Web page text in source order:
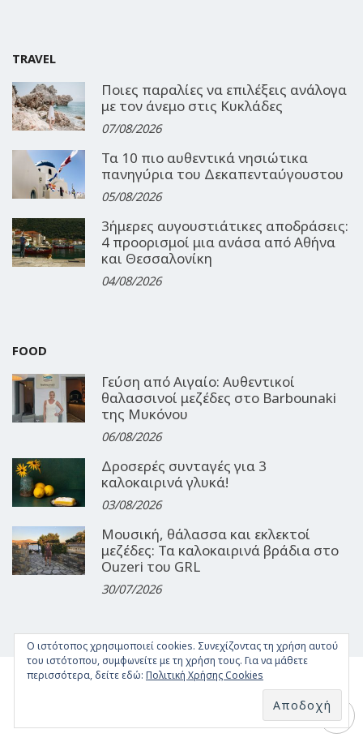
TRAVEL
Ποιες παραλίες να επιλέξεις ανάλογα
με τον άνεμο στις Κυκλάδες
07/08/2026
Τα 10 πιο αυθεντικά νησιώτικα
πανηγύρια του Δεκαπενταύγουστου
05/08/2026
3ήμερες αυγουστιάτικες αποδράσεις:
4 προορισμοί μια ανάσα από Αθήνα
και Θεσσαλονίκη
04/08/2026
FOOD
Γεύση από Αιγαίο: Αυθεντικοί
θαλασσινοί μεζέδες στο Barbounaki
της Μυκόνου
06/08/2026
Δροσερές συνταγές για 3
καλοκαιρινά γλυκά!
03/08/2026
Μουσική, θάλασσα και εκλεκτοί
μεζέδες: Τα καλοκαιρινά βράδια στο
Ouzeri του GRL
30/07/2026
ΤΑΥΤΌΤΗΤΑ ΌΡΟΙ ΧΡΉΣΗΣ
ΕΠΙΚΟΙΝΩΝΊΑ
Ο ιστότοπος χρησιμοποιεί cookies. Συνεχίζοντας τη χρήση αυτού
του ιστότοπου, συμφωνείτε με τη χρήση τους. Για να μάθετε
περισσότερα, δείτε εδώ: Πολιτική Χρήσης Cookies